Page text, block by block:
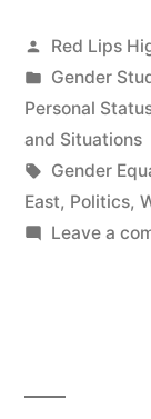
Posted
by
Red Lips
Posted
in
Gender
Personal
and Situations
Tags:
Gender
East, Politics,
Leave a